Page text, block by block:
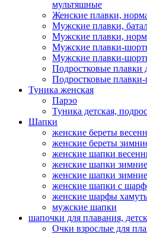
мультяшные
Женские плавки,
Мужские плавки,
Мужские плавки,
Мужские плавки-
Мужские плавки-
Подростковые плавки
Подростковые
Туникa женская
Парэо
Туника детская,
Шапки
женские береты
женские береты
женские шапки
женские шапки зимние
женские шапки
женские шапки с
женские шарфы
мужские шапки
шапочки для плавания,
Очки взрослые для